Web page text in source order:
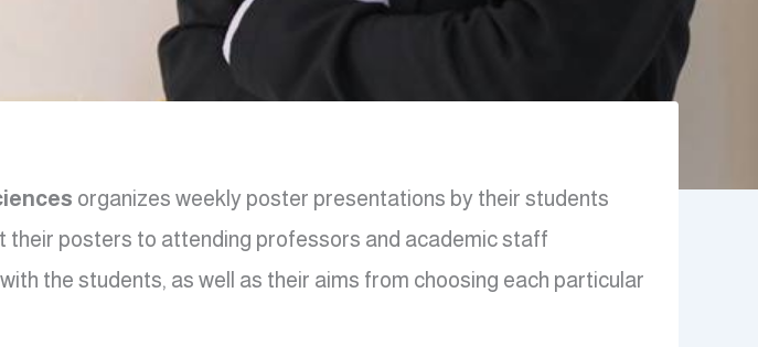
organizes weekly poster presentations by their students.
their posters to attending professors and academic staff
the students, as well as their aims from choosing each particular